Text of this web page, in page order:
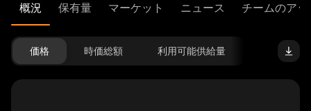
概況 保有量 マーケット ニュース チームのア
価格 時価総額 利用可能供給量